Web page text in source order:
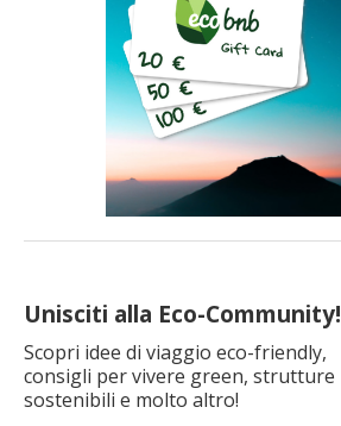
Unisciti alla Eco-Community!
Scopri idee di viaggio eco-friendly,
consigli per vivere green, strutture
sostenibili e molto altro!